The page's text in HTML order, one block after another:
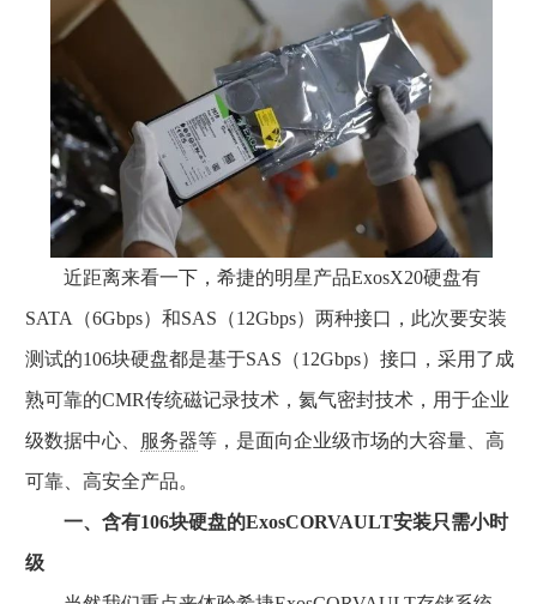
近距离来看一下，希捷的明星产品ExosX20硬盘有
SATA（6Gbps）和SAS（12Gbps）两种接口，此次要安装
测试的106块硬盘都是基于SAS（12Gbps）接口，采用了成
熟可靠的CMR传统磁记录技术，氦气密封技术，用于企业
级数据中心、
服务器等，是面向企业级市场的大容量、高
可靠、高安全产品。
一、含有106块硬盘的ExosCORVAULT安装只需小时
级